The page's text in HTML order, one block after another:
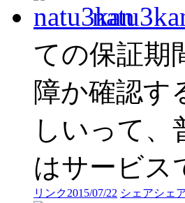
ての保証期
障か確認す
しいって、
はサービス
リンク2015/07/22 シェアシェ